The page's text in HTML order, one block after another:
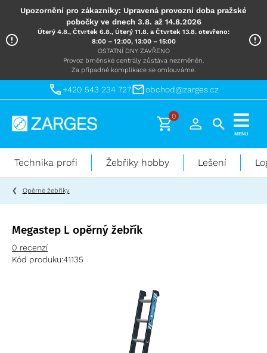
Upozornění pro zákazníky: Upravená provozní doba pražské
pobočky ve dnech 3.8. až 14.8.2026
Úterý 4.8., Čtvrtek 6.8., Úterý 11.8. a Čtvrtek 13.8. otevřeno:
8:00 – 12:00, 13:00 – 15:00
OSTATNÍ DNY ZAVŘENO
Provoz brněnské centrály zůstáva nezměněn.
Za případné komplikace se omlouváme.
+420 543 234 727 obchod@zarges.cz
Technika
práci
výškách
0
MENU
Technika profi Žebříky hobby Lešení
Opěrné žebříky
Megastep L opěrný žebřík
0 recenzí
Kód produku:41135